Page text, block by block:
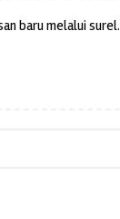
baru melalui surel.